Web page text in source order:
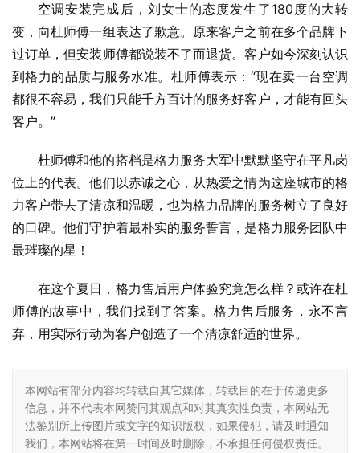
空调安装完成后，刘女士的态度发生了180度的大转
变，向杜师傅一组表达了歉意。原来客户之前在多个品牌下
过订单，但安装师傅都说装不了而退货。客户如今深刻认识
到格力的品质与服务水准。杜师傅表示：“现在卖一台空调
都很不容易，我们只能千方百计的服务好客户，才能有回头
客户。”
杜师傅和他的搭档是格力服务大军中默默坚守在平凡岗
位上的代表。他们以赤诚之心，从热爱之情为这座城市的格
力客户带去了清凉和温暖，也为格力品牌的服务树立了良好
的口碑。他们守护着最朴实的服务誓言，是格力服务团队中
最璀璨的星！
在这个夏日，格力售后用户体验究竟怎么样？或许在杜
师傅的故事中，我们找到了答案。格力售后服务，永不言
弃，用实际行动为客户创造了一个清凉舒适的世界。
本网站有部分内容均转载自其它媒体，转载目的在于传递更多
信息，并不代表本网赞同其观点和对其真实性负责，本网站无
法鉴别所上传图片或文字的知识版权，如果侵犯，请及时通知
我们，本网站将在第一时间及时删除，不承担任何侵权责任。